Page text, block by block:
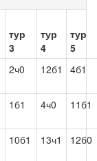
тур
3
тур
4
тур
5
2ч0 12б1 4б1
1б1 4ч0 11б1
10б1 13ч1 12б0